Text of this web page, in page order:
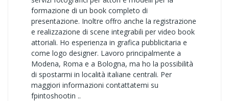
formazione di un book completo di
presentazione. Inoltre offro anche la registrazione
e realizzazione di scene integrabili per video book
attoriali. Ho esperienza in grafica pubblicitaria e
come logo designer. Lavoro principalmente a
Modena, Roma e a Bologna, ma ho la possibilità
di spostarmi in località italiane centrali. Per
maggiori informazioni contattatemi su
fpintoshootin ..